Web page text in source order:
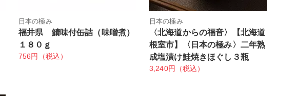
日本の極み
福井県 鯖味付缶詰（味噌煮）
１８０ｇ
756円（税込）
日本の極み
〈北海道からの福音〉【北海道
根室市】〈日本の極み〉二年熟
成塩漬け鮭焼きほぐし３瓶
3,240円（税込）